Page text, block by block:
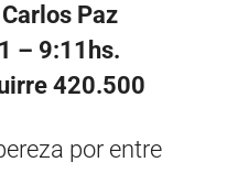
Paz
– 9:11hs.
420.500
por entre